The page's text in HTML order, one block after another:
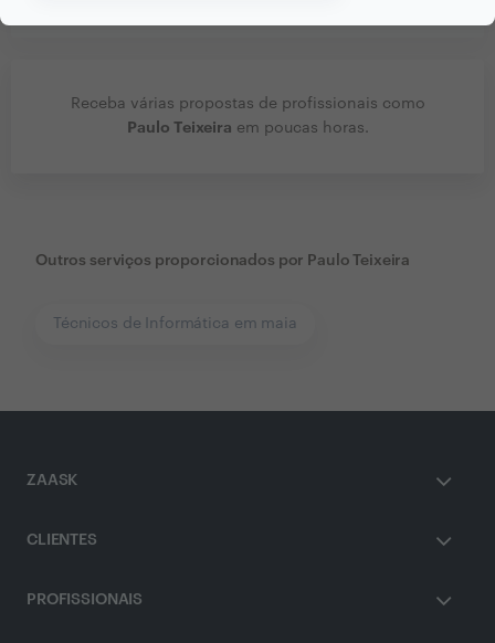
Receba várias propostas de profissionais como
Paulo Teixeira em poucas horas.
Outros serviços proporcionados por Paulo Teixeira
Técnicos de Informática em maia
ZAASK
CLIENTES
PROFISSIONAIS